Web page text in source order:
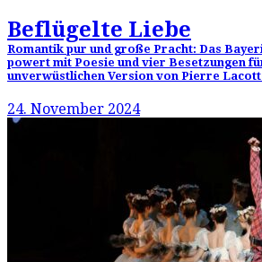
Beflügelte Liebe
Romantik pur und große Pracht: Das
powert mit Poesie und vier Besetzungen
unverwüstlichen Version von Pierre
24. November 2024